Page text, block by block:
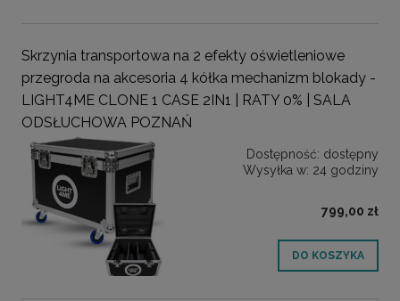
Skrzynia transportowa na 2 efekty oświetleniowe
przegroda na akcesoria 4 kółka mechanizm blokady -
LIGHT4ME CLONE 1 CASE 2IN1 | RATY 0% | SALA
ODSŁUCHOWA POZNAŃ
Dostępność: dostępny
Wysyłka w: 24 godziny
799,00 zł
DO KOSZYKA